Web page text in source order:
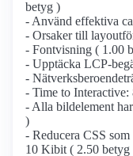
betyg )
- Använd effektiva
- Orsaker till
- Fontvisning ( 1.00
- Upptäcka LCP-
-
- Time to
- Alla bildelement
)
- Reducera CSS
10 Kibit ( 2.50 betyg